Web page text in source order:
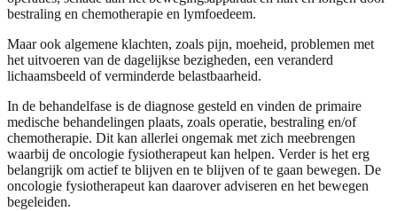
bestraling en chemotherapie en lymfoedeem.
Maar ook algemene klachten, zoals pijn, moeheid, problemen met
het uitvoeren van de dagelijkse bezigheden, een veranderd
lichaamsbeeld of verminderde belastbaarheid.
In de behandelfase is de diagnose gesteld en vinden de primaire
medische behandelingen plaats, zoals operatie, bestraling en/of
chemotherapie. Dit kan allerlei ongemak met zich meebrengen
waarbij de oncologie fysiotherapeut kan helpen. Verder is het erg
belangrijk om actief te blijven en te blijven of te gaan bewegen. De
oncologie fysiotherapeut kan daarover adviseren en het bewegen
begeleiden.